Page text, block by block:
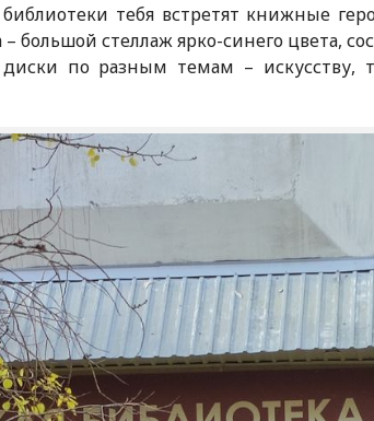
тебя встретят книжные
большой стеллаж ярко-синего цвета,
по разным темам – искусству,